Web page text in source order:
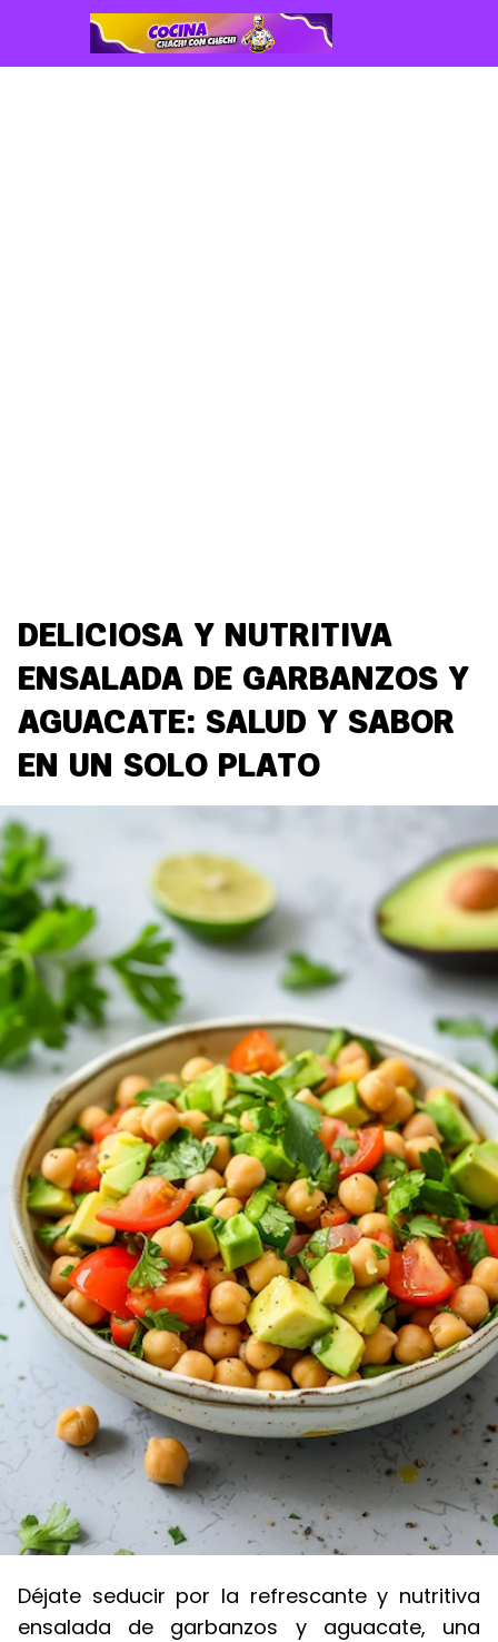
DELICIOSA Y NUTRITIVA
ENSALADA DE GARBANZOS Y
AGUACATE: SALUD Y SABOR
EN UN SOLO PLATO
Déjate seducir por la refrescante y nutritiva
ensalada de garbanzos y aguacate, una